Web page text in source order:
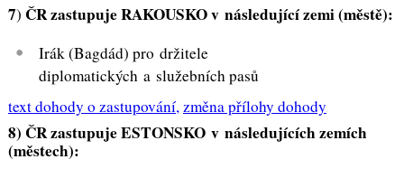
7) ČR zastupuje RAKOUSKO v následující zemi (městě):
Irák (Bagdád) pro držitele
diplomatických a služebních pasů
text dohody o zastupování,změna přílohy dohody
8) ČR zastupuje ESTONSKO v následujících zemích
(městech):